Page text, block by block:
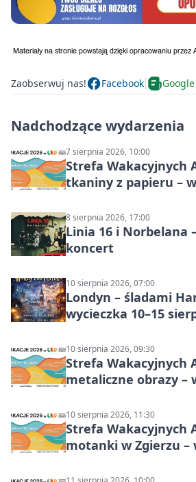
Zaobserwuj nas! Facebook
Nadchodzące wydarzenia
7 sierpnia 2026, 10:00
Strefa Wakacyjnych
tkaniny z papieru –
8 sierpnia 2026, 17:00
Linia 16 i Norbelana
koncert
10 sierpnia 2026, 07:00
Londyn – śladami
wycieczka 10–15
10 sierpnia 2026, 09:30
Strefa Wakacyjnych
metaliczne obrazy –
10 sierpnia 2026, 11:30
Strefa Wakacyjnych
motanki w Zgierzu –